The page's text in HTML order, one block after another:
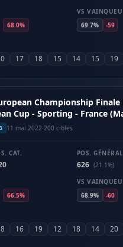
68.0%
VS
69.7%
-59
17 18 15 14 15 19
Championship
Cup - Sporting - France
11 mai 2022·200 cibles
CAT. POS.
626 (21.1%)
66.5%
VS
68.9%
-60
16 19 12 18 14 20